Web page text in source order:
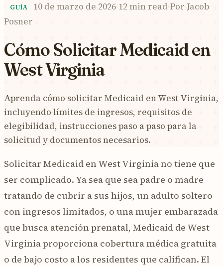
GUÍA 10 de marzo de 2026·12 min read·Por Jacob
Posner
Cómo Solicitar Medicaid en
West Virginia
Aprenda cómo solicitar Medicaid en West Virginia,
incluyendo límites de ingresos, requisitos de
elegibilidad, instrucciones paso a paso para la
solicitud y documentos necesarios.
Solicitar Medicaid en West Virginia no tiene que
ser complicado. Ya sea que sea padre o madre
tratando de cubrir a sus hijos, un adulto soltero
con ingresos limitados, o una mujer embarazada
que busca atención prenatal, Medicaid de West
Virginia proporciona cobertura médica gratuita
o de bajo costo a los residentes que califican. El